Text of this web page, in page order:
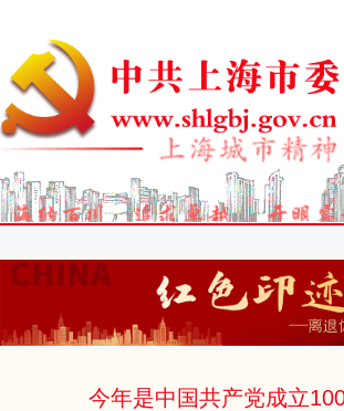
今年是中国共产党成立